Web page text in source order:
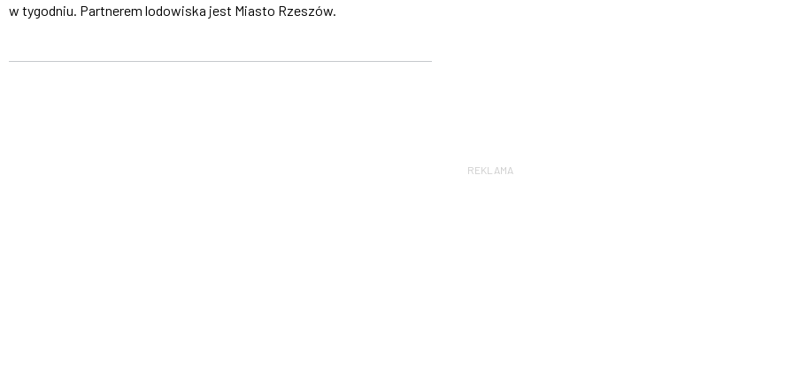
w tygodniu. Partnerem lodowiska jest Miasto Rzeszów.
REKLAMA